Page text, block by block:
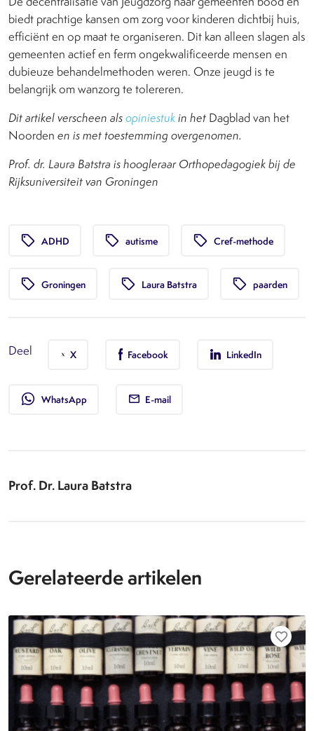
biedt prachtige kansen om zorg voor kinderen dichtbij huis,
efficiënt en op maat te organiseren. Dit kan alleen slagen als
gemeenten actief en ferm ongekwalificeerde mensen en
dubieuze behandelmethoden weren. Onze jeugd is te
belangrijk om wanzorg te tolereren.
Dit artikel verscheen alsopiniestukin het Dagblad van het
Noorden en is met toestemming overgenomen.
Prof. dr. Laura Batstra is hoogleraar Orthopedagogiek bij de
Rijksuniversiteit van Groningen
local_offer ADHD local_offer autisme local_offer Cref-methode
local_offer Groningen local_offer Laura Batstra local_offer paarden
Deel X Facebook LinkedIn
whatsapp WhatsApp E-mail
Prof. Dr. Laura Batstra
Gerelateerde artikelen
favorite_border